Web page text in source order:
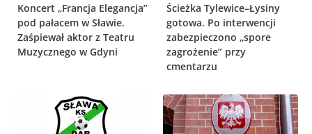
Koncert „Francja Elegancja”
pod pałacem w Sławie.
Zaśpiewał aktor z Teatru
Muzycznego w Gdyni
Ścieżka Tylewice–Łysiny
gotowa. Po interwencji
zabezpieczono „spore
zagrożenie” przy
cmentarzu